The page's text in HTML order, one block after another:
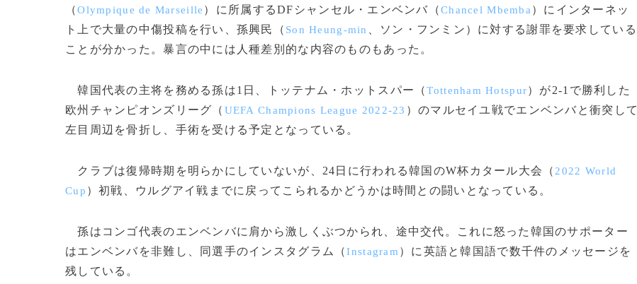
（Olympique de Marseille ）に所属するDFシャンセル・エンベンバ（Chancel Mbemba ）にインターネッ
ト上で大量の中傷投稿を行い、孫興民（ Son Heung-min
、ソン・フンミン）に対する謝罪を要求している
ことが分かった。暴言の中には人種差別的な内容のものもあった。
韓国代表の主将を務める孫は1日、トッテナム・ホットスパー（Tottenham Hotspur）が2-1で勝利した
欧州チャンピオンズリーグ（ UEFA Champions League 2022-23 ）のマルセイユ戦でエンベンバと衝突して
左目周辺を骨折し、手術を受ける予定となっている。
クラブは復帰時期を明らかにしていないが、24日に行われる韓国のW杯カタール大会（ 2022 World
Cup ）初戦、ウルグアイ戦までに戻ってこられるかどうかは時間との闘いとなっている。
孫はコンゴ代表のエンベンバに肩から激しくぶつかられ、途中交代。これに怒った韓国のサポーター
はエンベンバを非難し、同選手のインスタグラム（Instagram ）に英語と韓国語で数千件のメッセージを
残している。